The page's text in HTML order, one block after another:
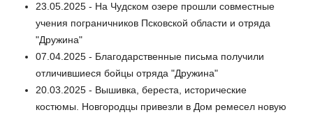
23.05.2025 - На Чудском озере прошли совместные
учения пограничников Псковской области и отряда
"Дружина"
07.04.2025 - Благодарственные письма получили
отличившиеся бойцы отряда "Дружина"
20.03.2025 - Вышивка, береста, исторические
костюмы. Новгородцы привезли в Дом ремесел новую